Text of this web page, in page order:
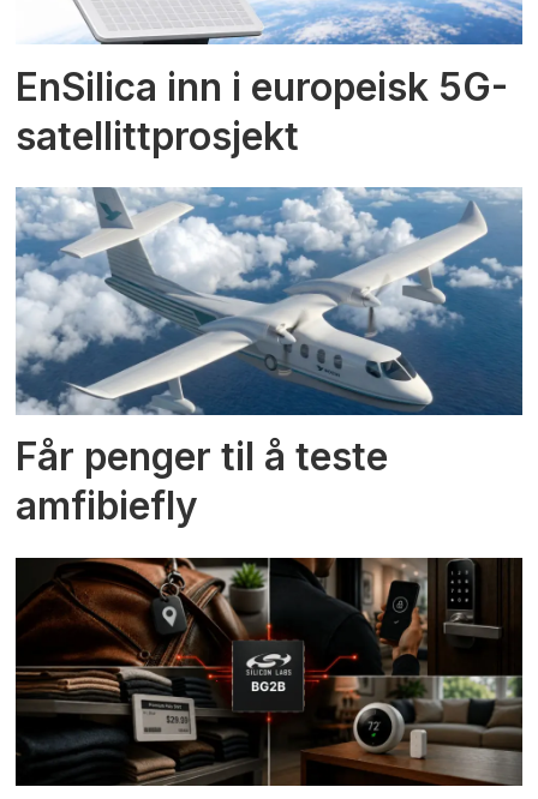
EnSilica inn i europeisk 5G-
satellittprosjekt
Får penger til å teste
amfibiefly